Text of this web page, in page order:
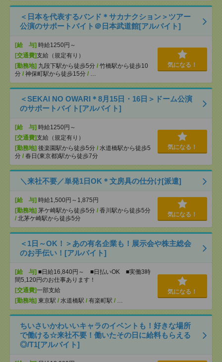
＜日本を代表するバンド＊サカナクション＞ツアー
公演のサポートバイト＠日本武道館[アルバイト]
[給 与] 時給1250円～
[交通費]支給（規定有り）
[勤務地] 九段下駅から徒歩5分 / 竹橋駅から徒歩10
分 / 神保町駅から徒歩15分 / …
気になる！
＜SEKAI NO OWARI＊8月15日・16日＞ドーム公演
のサポートバイト[アルバイト]
[給 与] 時給1250円～
[交通費]支給（規定有り）
[勤務地] 後楽園駅から徒歩5分 / 水道橋駅から徒歩5
分 / 春日(東京都)駅から徒歩7分
気になる！
＼来社不要／単発1日OK＊文房具の仕分け[派遣]
[給 与] 時給1,500円～1,875円
[勤務地] 茅ケ崎駅から徒歩5分 / 香川駅から徒歩5分
/ 北茅ケ崎駅から徒歩5分
気になる！
＜1日～OK！＞あの有名企業も！展示会や株主総会
のお手伝い！[アルバイト]
[給 与] ■日給16,840円～ ■日払いOK ■実働3時
間5,120円のお仕事あります！
[交通費]一部支給
[勤務地] 東京駅 / 水道橋駅 / 有楽町駅 / …
気になる！
ちいさいかわいいキャラのイベントも！好きな場所
で働ける☆来社不要！働いたその日に給料もらえる
◎/T1[アルバイト]